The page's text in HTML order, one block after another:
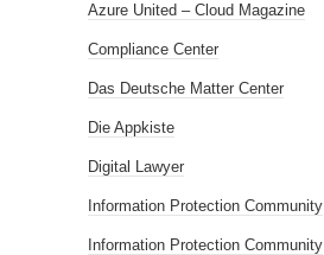
Azure United – Cloud Magazine
Compliance Center
Das Deutsche Matter Center
Die Appkiste
Digital Lawyer
Information Protection Community
Information Protection Community